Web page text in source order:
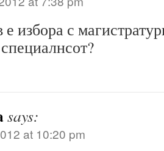
избора с
says:
at 10:20 pm